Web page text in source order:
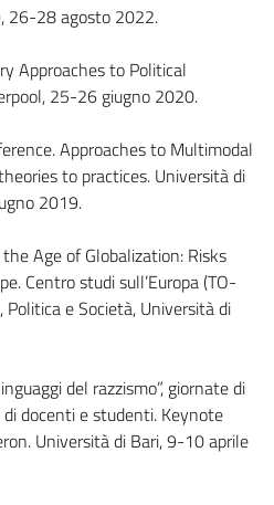
26-28 agosto 2022.
Approaches to Political
25-26 giugno 2020.
Approaches to Multimodal
to practices. Università di
2019.
Age of Globalization: Risks
Centro studi sull’Europa (TO-
e Società, Università di
del razzismo”, giornate di
docenti e studenti. Keynote
Università di Bari, 9-10 aprile